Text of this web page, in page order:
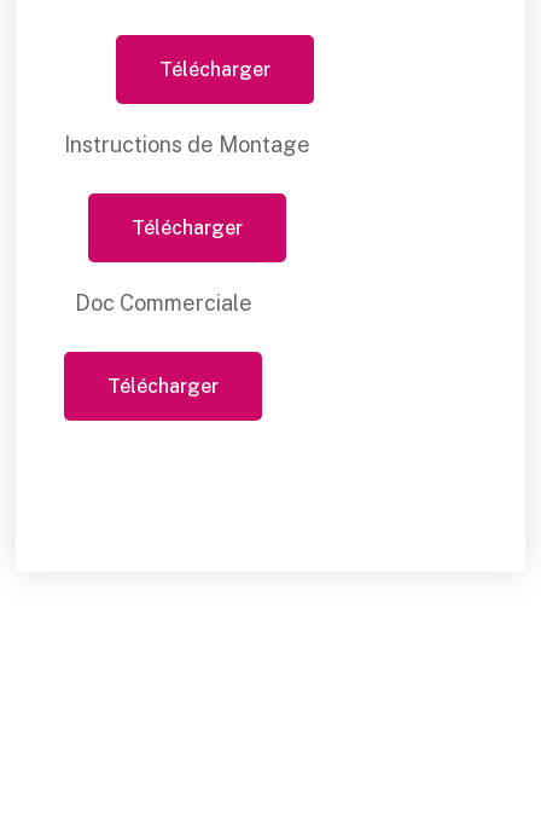
Télécharger
Instructions de Montage
Télécharger
Doc Commerciale
Télécharger